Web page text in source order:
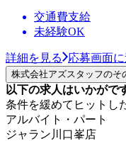
交通費支給
未経験OK
詳細を見る 応募画面
株式会社アズスタッフのそ
以下の求人はいかがで
条件を緩めてヒットし
アルバイト・パート
ジャラン川口峯店